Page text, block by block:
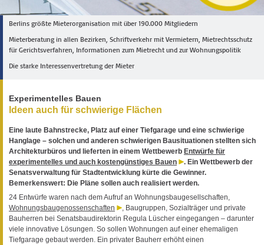
Berlins größte Mieterorganisation mit über 190.000 Mitgliedern
Mieterberatung in allen Bezirken, Schriftverkehr mit Vermietern, Mietrechtsschutz
für Gerichtsverfahren, Informationen zum Mietrecht und zur Wohnungspolitik
Die starke Interessenvertretung der Mieter
Experimentelles Bauen
Ideen auch für schwierige Flächen
Eine laute Bahnstrecke, Platz auf einer Tiefgarage und eine schwierige
Hanglage – solchen und anderen schwierigen Bausituationen stellten sich
Architekturbüros und lieferten in einem Wettbewerb Entwürfe für
experimentelles und auch kostengünstiges Bauen
. Ein Wettbewerb der
Senatsverwaltung für Stadtentwicklung kürte die Gewinner.
Bemerkenswert: Die Pläne sollen auch realisiert werden.
24 Entwürfe waren nach dem Aufruf an Wohnungsbaugesellschaften,
Wohnungsbaugenossenschaften
, Baugruppen, Sozialträger und private
Bauherren bei Senatsbaudirektorin Regula Lüscher eingegangen – darunter
viele innovative Lösungen. So sollen Wohnungen auf einer ehemaligen
Tiefgarage gebaut werden. Ein privater Bauherr erhöht einen